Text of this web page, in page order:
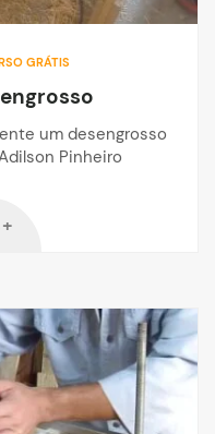
GRÁTIS
um desengrosso
Pinheiro